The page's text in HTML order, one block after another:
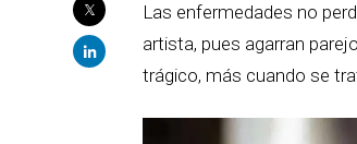
Las enfermedades no
artista, pues agarran
trágico, más cuando se